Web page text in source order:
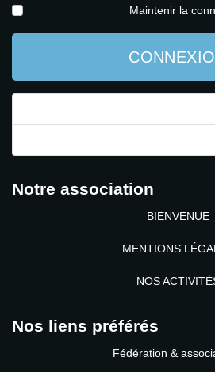
Maintenir la
Notre association
BIENVENUE
MENTIONS
NOS
Nos liens préférés
Fédération &